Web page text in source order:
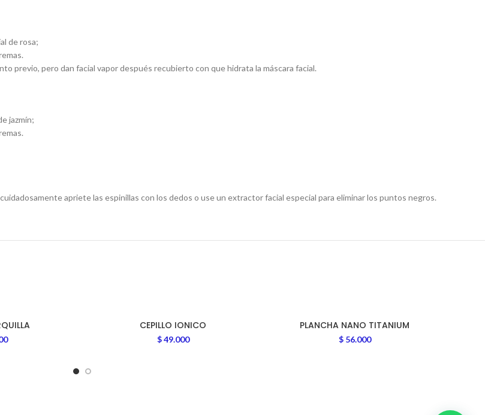
de rosa;
previo, pero dan facial vapor después recubierto con que hidrata la máscara facial.
jazmín;
apriete las espinillas con los dedos o use un extractor facial especial para eliminar los puntos negros.
CEPILLO IONICO
$49.000
PLANCHA NANO TITANIUM
$56.000